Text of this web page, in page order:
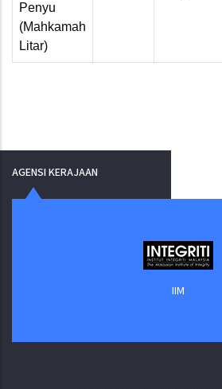
Penyu
(Mahkamah
Litar)
AGENSI KERAJAAN
IIM